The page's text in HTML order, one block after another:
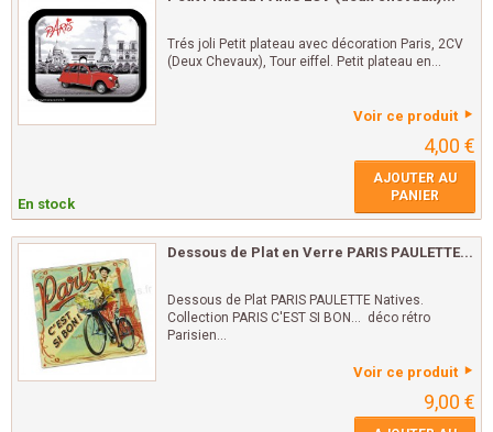
Trés joli Petit plateau avec décoration Paris, 2CV
(Deux Chevaux), Tour eiffel. Petit plateau en...
Voir ce produit
4,00 €
En stock
AJOUTER AU
PANIER
Dessous de Plat en Verre PARIS PAULETTE...
Dessous de Plat PARIS PAULETTE Natives.
Collection PARIS C'EST SI BON... déco rétro
Parisien...
Voir ce produit
9,00 €